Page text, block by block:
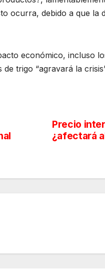
ocurra, debido a que la
económico, incluso
trigo “agravará la
Precio
¿afectará